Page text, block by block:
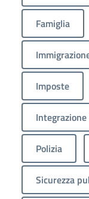
Famiglia
Imposte
Polizia
Sicurezza